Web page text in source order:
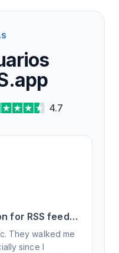
4.7
for RSS feed
They walked me
since I